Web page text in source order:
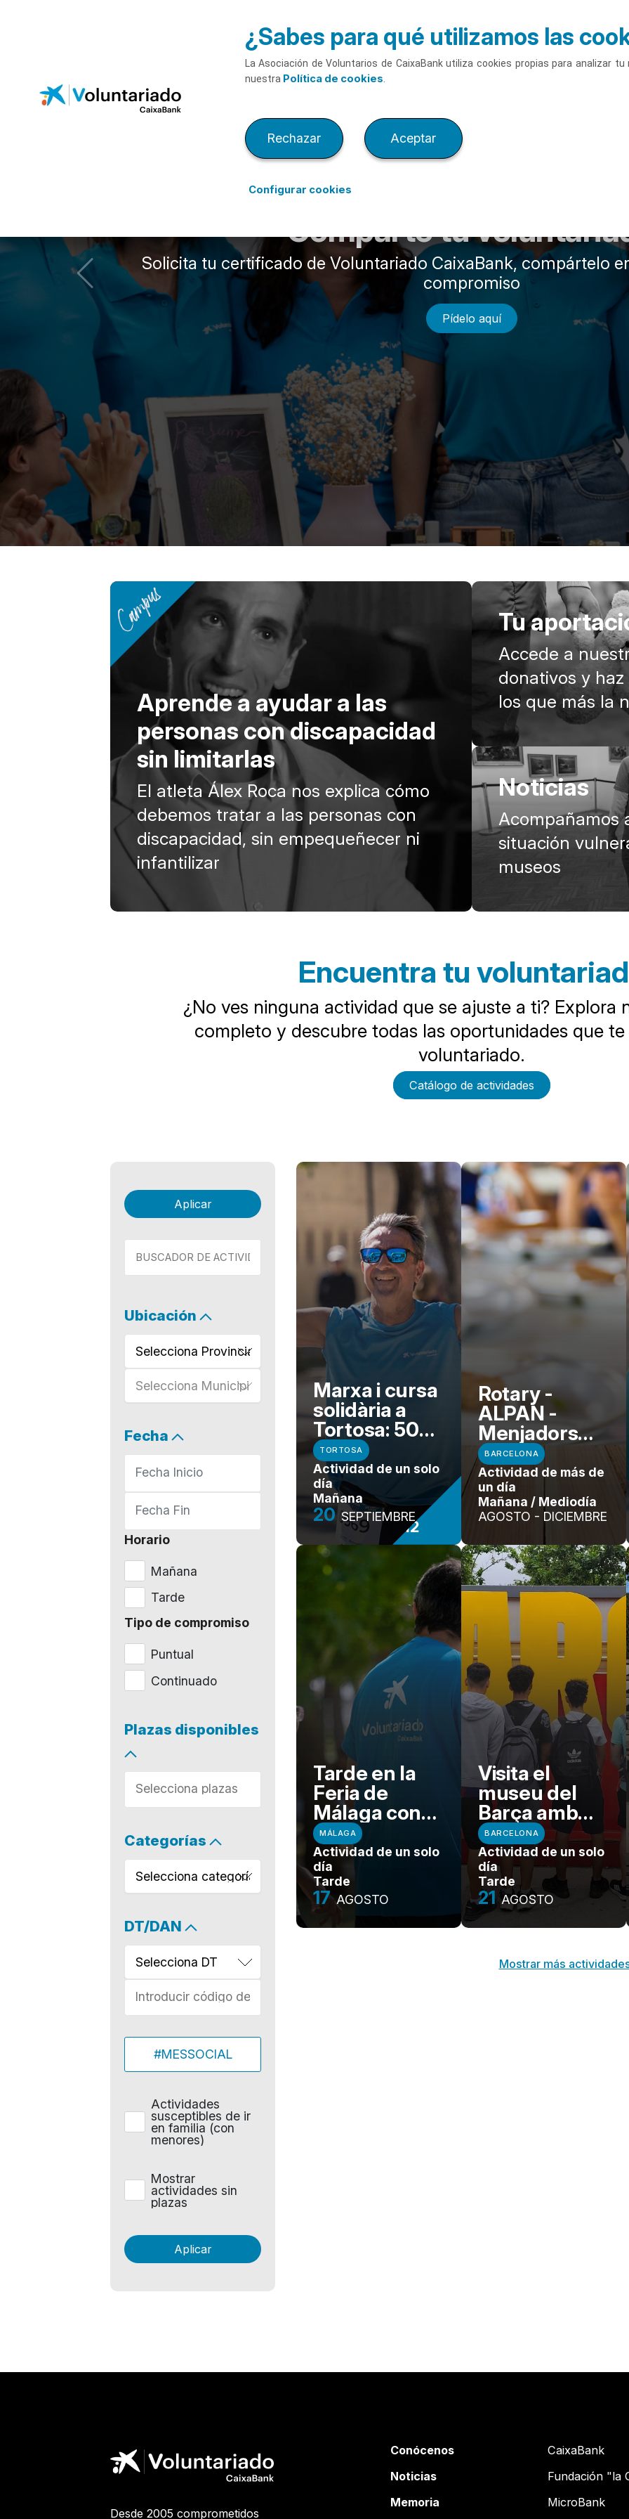
¿Sabes para qué utilizamos las
La Asociación de Voluntarios de CaixaBank utiliza cookies propias para analizar
nuestra Política de cookies.
Rechazar Aceptar
Configurar cookies
Comparte tu
Solicita tu certificado de Voluntariado CaixaBank, compártelo
compromiso
Pídelo aquí
Noticias destacadas
Aprende a ayudar a las
personas con discapacidad
sin limitarlas
El atleta Álex Roca nos explica cómo
debemos tratar a las personas con
discapacidad, sin empequeñecer ni
infantilizar
Tu
Accede a
donativos y
los que más la
Noticias
Acompañamos
situación
museos
Encuentra tu
¿No ves ninguna actividad que se ajuste a ti? Explora
completo y descubre todas las oportunidades que
voluntariado.
Catálogo de actividades
Ubicación
Selecciona Provincia
Selecciona Municipio
Fecha
Horario
Mañana
Tarde
Tipo de compromiso
Puntual
Continuado
Plazas disponibles
Categorías
Selecciona categoría
DT/DAN
Selecciona DT
#MESSOCIAL
Actividades
susceptibles de ir
en familia (con
menores)
Mostrar
actividades sin
plazas
Listado de actividades
Se han encontrado 6 elementos
Marxa i cursa
solidària a
Tortosa: 50
anys
bategant per
tu!
TORTOSA
Actividad de un solo
día
Mañana
20 SEPTIEMBRE
+12
Rotary -
ALPAN -
Menjadors
Socials
BARCELONA
Actividad de más de
un día
Mañana / Mediodía
AGOSTO - DICIEMBRE
Tarde en la
Feria de
Málaga con
menores
vulnerables
de distintas
entidades
sociales
MÁLAGA
Actividad de un solo
día
Tarde
17 AGOSTO
Visita el
museu del
Barça amb
EDUVIC
SCCL
BARCELONA
Actividad de un solo
día
Tarde
21 AGOSTO
Mostrar más
Desde 2005 comprometidos
Conócenos
Noticias
Memoria
CaixaBank
Fundación "la
MicroBank